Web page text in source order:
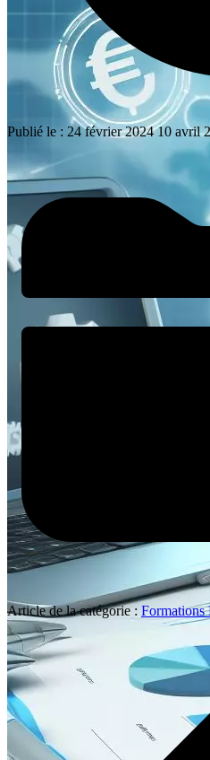
Publié le : 24 février 202410 avril
Article de la catégorie : Formations